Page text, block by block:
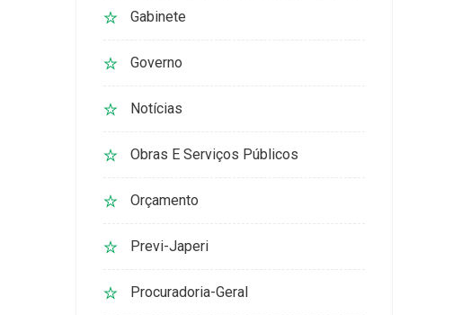
Gabinete
Governo
Notícias
Obras E Serviços Públicos
Orçamento
Previ-Japeri
Procuradoria-Geral